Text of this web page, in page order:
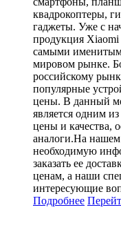
квадрокоптеры,
гаджеты. Уже с
продукция Xiaomi
самыми
мировом рынке.
российскому
популярные
цены. В данный
является одним
цены и качества,
аналоги.На
необходимую
заказать ее
ценам, а наши
интересующие
Подробнее